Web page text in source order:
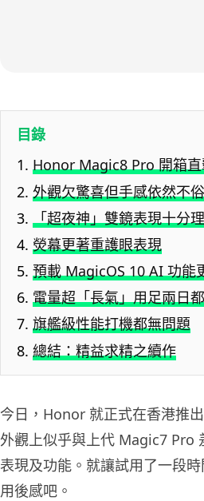
目錄
Honor Magic8 Pro 開箱
外觀欠驚喜但手感依然不俗
「超夜神」雙鏡表現十分
熒幕更著重護眼表現
預載 MagicOS 10 AI 功能
電量超「長氣」用足兩日
旗艦級性能打機都無問題
總結：精益求精之續作
今日，Honor 就正式在香港推
外觀上似乎與上代 Magic7 Pro
表現及功能。就讓試用了一段
用後感吧。